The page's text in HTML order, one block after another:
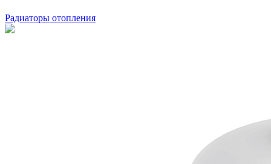
Радиаторы отопления